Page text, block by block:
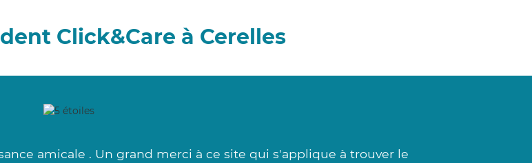
Click&Care à Cerelles
amicale . Un grand merci à ce site qui s'applique à trouver le